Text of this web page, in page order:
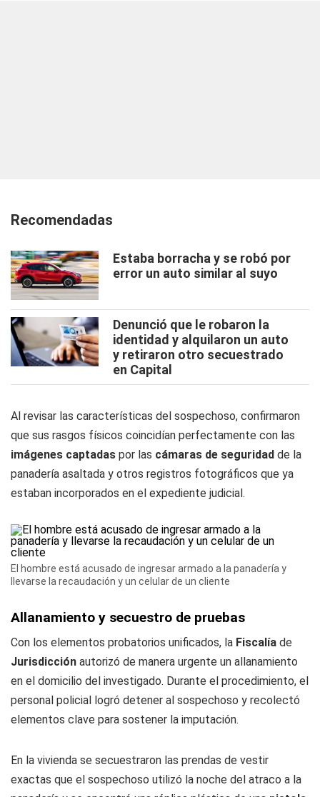
Recomendadas
Estaba borracha y se robó por
error un auto similar al suyo
Denunció que le robaron la
identidad y alquilaron un auto
y retiraron otro secuestrado
en Capital
Al revisar las características del sospechoso, confirmaron
que sus rasgos físicos coincidían perfectamente con las
imágenes captadas por las cámaras de seguridad de la
panadería asaltada y otros registros fotográficos que ya
estaban incorporados en el expediente judicial.
El hombre está acusado de ingresar armado a la panadería y
llevarse la recaudación y un celular de un cliente
Allanamiento y secuestro de pruebas
Con los elementos probatorios unificados, la Fiscalía de
Jurisdicción autorizó de manera urgente un allanamiento
en el domicilio del investigado. Durante el procedimiento, el
personal policial logró detener al sospechoso y recolectó
elementos clave para sostener la imputación.
En la vivienda se secuestraron las prendas de vestir
exactas que el sospechoso utilizó la noche del atraco a la